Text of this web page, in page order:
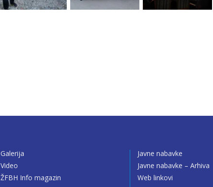
Galerija
Video
ŽFBH Info magazin
Javne nabavke
Javne nabavke – Arhiva
Web linkovi